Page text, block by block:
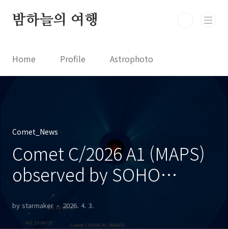
밤하늘의 여행
Home Profile Astrophoto
Astrophotography
Comet_News
Comet C/2026 A1 (MAPS)
observed by SOHO
LASCO C3 SOHO LASCO
C3로 촬영한 C/2026 A1 혜성
by starmaker 2026. 4. 3.